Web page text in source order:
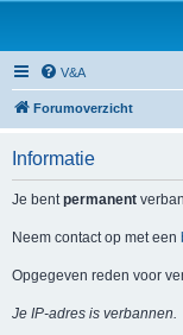
V&A
Forumoverzicht
Informatie
Je bentpermanent
Neem contact op met een
Opgegeven reden voor
Je IP-adres is verbannen.